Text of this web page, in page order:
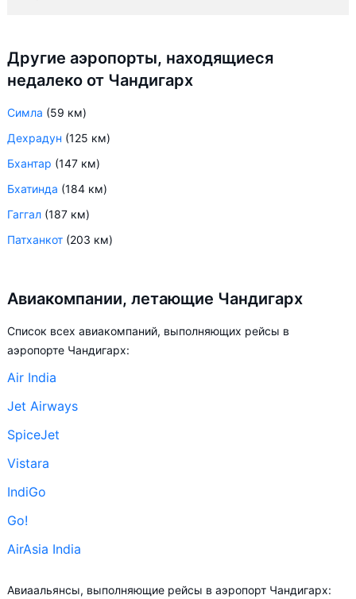
Другие аэропорты, находящиеся
недалеко от Чандигарх
Симла (59 км)
Дехрадун (125 км)
Бхантар (147 км)
Бхатинда (184 км)
Гаггал (187 км)
Патханкот (203 км)
Авиакомпании, летающие Чандигарх
Список всех авиакомпаний, выполняющих рейсы в
аэропорте Чандигарх:
Air India
Jet Airways
SpiceJet
Vistara
IndiGo
Go!
AirAsia India
Авиаальянсы, выполняющие рейсы в аэропорт Чандигарх: